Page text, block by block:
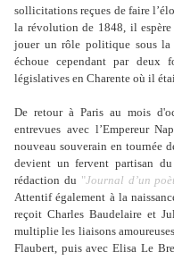
sollicitations reçues de faire
la révolution de 1848, il espère
jouer un rôle politique sous la
échoue cependant par
législatives en Charente où il
De retour à Paris au mois
entrevues avec l’Empereur
nouveau souverain en tournée
devient un fervent partisan
rédaction du "Journal d’un
Attentif également à la
reçoit Charles Baudelaire et
multiplie les liaisons
Flaubert, puis avec Elisa Le